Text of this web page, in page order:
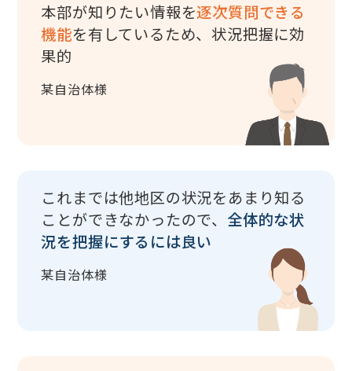
本部が知りたい情報を逐次質問できる
機能を有しているため、状況把握に効
果的
某自治体様
これまでは他地区の状況をあまり知る
ことができなかったので、 全体的な状
況を把握にするには良い
某自治体様